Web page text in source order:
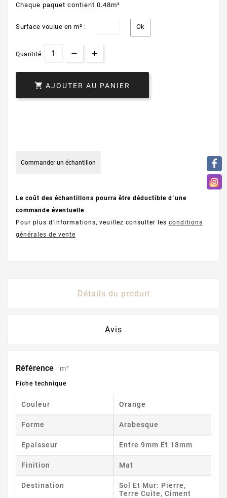
Chaque paquet contient 0.48m²
Surface voulue en m² :
Quantité
 AJOUTER AU PANIER
Commander un échantillon
Le coût des échantillons pourra être déductible d´une
commande éventuelle
Pour plus d'informations, veuillez consulter les conditions
générales de vente
Détails du produit
Avis
Référence m²
Fiche technique
Couleur Orange
Forme Arabesque
Epaisseur Entre 9mm Et 18mm
Finition Mat
Destination
Sol Et Mur: Pierre,
Terre Cuite, Ciment